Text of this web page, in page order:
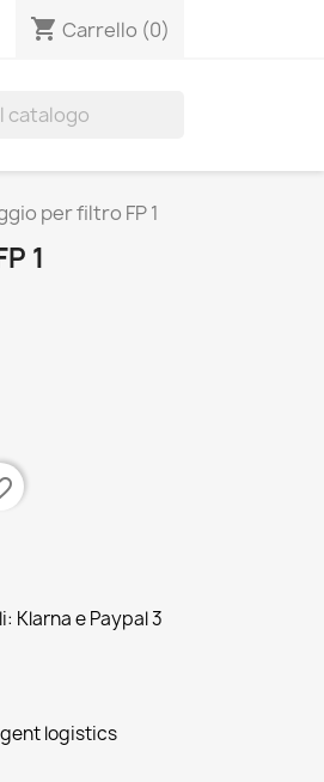
shopping_cart Carrello (0)
per filtro FP 1
1
Klarna e Paypal 3
logistics